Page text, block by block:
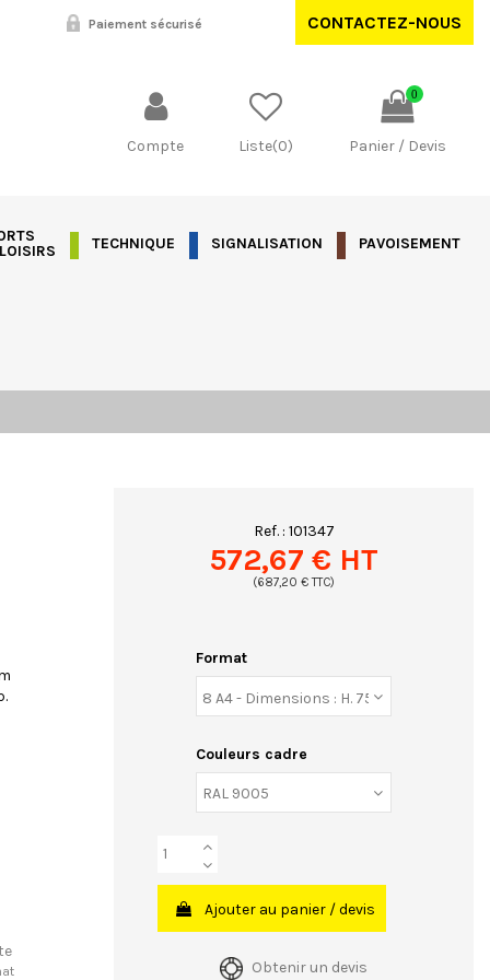
Paiement sécurisé CONTACTEZ-NOUS
Compte Liste(0)
0
Panier / Devis
TECHNIQUE SIGNALISATION PAVOISEMENT
Ref. : 101347
572,67 € HT
(687,20 € TTC)
Format
Couleurs cadre
Ajouter au panier / devis
Obtenir un devis